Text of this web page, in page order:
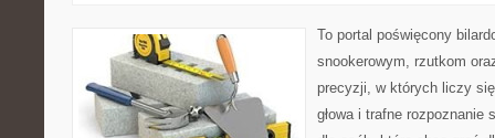
To portal poświęcony
snookerowym, rzutkom
precyzji, w których liczy
głowa i trafne rozpoznanie